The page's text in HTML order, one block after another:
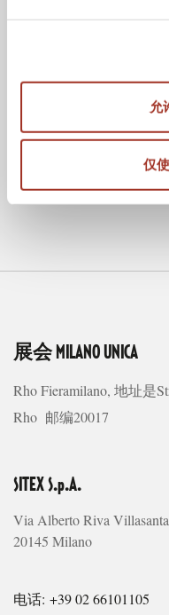
允
仅
展会 MILANO UNICA
Rho Fieramilano, 地址是
Rho 邮编20017
SITEX S.p.A.
Via Alberto Riva
20145 Milano
电话: +39 02 66101105